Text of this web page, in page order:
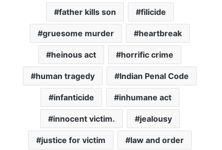
father kills son filicide
gruesome murder heartbreak
heinous act horrific crime
human tragedy Indian Penal Code
infanticide inhumane act
innocent victim. jealousy
justice for victim law and order